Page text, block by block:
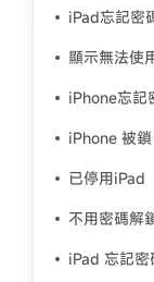
iPad忘記密
顯示無法使
iPhone忘記
iPhone 被鎖
已停用iPad
不用密碼解
iPad 忘記密